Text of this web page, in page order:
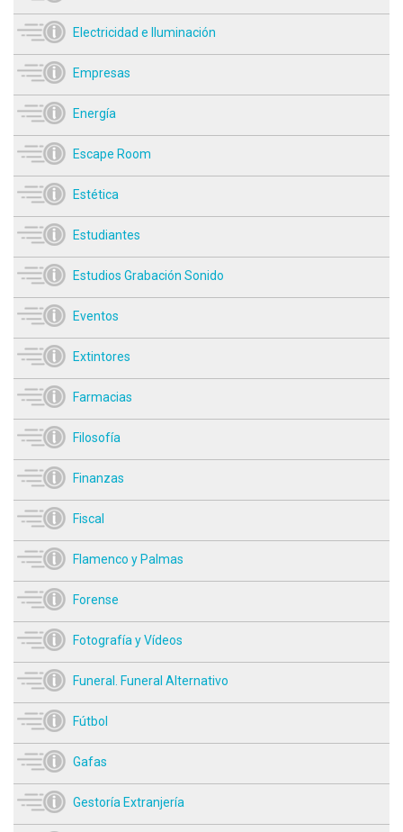
Electricidad e Iluminación
Empresas
Energía
Escape Room
Estética
Estudiantes
Estudios Grabación Sonido
Eventos
Extintores
Farmacias
Filosofía
Finanzas
Fiscal
Flamenco y Palmas
Forense
Fotografía y Vídeos
Funeral. Funeral Alternativo
Fútbol
Gafas
Gestoría Extranjería